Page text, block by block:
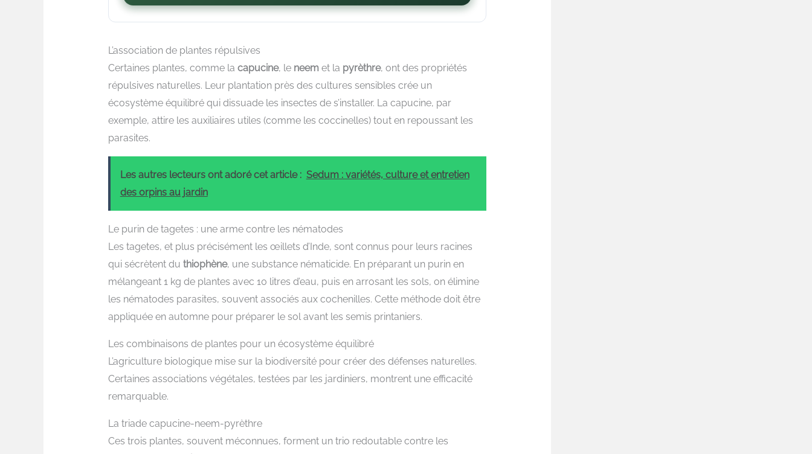
L’association de plantes répulsives
Certaines plantes, comme la capucine, le neemet la pyrèthre, ont des propriétés
répulsives naturelles. Leur plantation près des cultures sensibles crée un
écosystème équilibré qui dissuade les insectes de s’installer. La capucine, par
exemple, attire les auxiliaires utiles (comme les coccinelles) tout en repoussant les
parasites.
Les autres lecteurs ont adoré cet article : Sedum : variétés, culture et entretien
des orpins au jardin
Le purin de tagetes : une arme contre les nématodes
Les tagetes, et plus précisément les œillets d’Inde, sont connus pour leurs racines
qui sécrètent du thiophène, une substance nématicide. En préparant un purin en
mélangeant 1 kg de plantes avec 10 litres d’eau, puis en arrosant les sols, on élimine
les nématodes parasites, souvent associés aux cochenilles. Cette méthode doit être
appliquée en automne pour préparer le sol avant les semis printaniers.
Les combinaisons de plantes pour un écosystème équilibré
L’agriculture biologique mise sur la biodiversité pour créer des défenses naturelles.
Certaines associations végétales, testées par les jardiniers, montrent une efficacité
remarquable.
La triade capucine-neem-pyrèthre
Ces trois plantes, souvent méconnues, forment un trio redoutable contre les